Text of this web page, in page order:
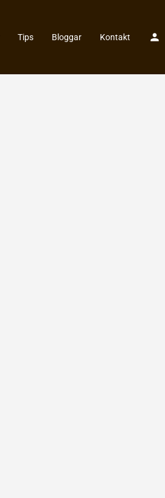
Tips Bloggar Kontakt